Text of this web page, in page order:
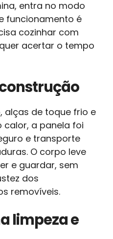
entra no modo
funcionamento é
cozinhar com
acertar o tempo
alças de toque frio e
calor, a panela foi
e transporte
O corpo leve
e guardar, sem
dos
removíveis.
limpeza e